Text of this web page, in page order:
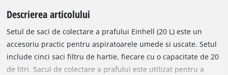
Descrierea articolului
Setul de saci de colectare a prafului Einhell (20 L) este un
accesoriu practic pentru aspiratoarele umede si uscate. Setul
include cinci saci filtru de hartie, fiecare cu o capacitate de 20
de litri. Sacul de colectare a prafului este utilizat pentru a